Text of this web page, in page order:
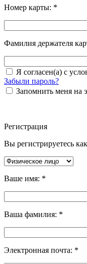
Номер карты: *
Фамилия держателя
Я согласен(а) с
Забыли пароль?
Запомнить меня на
Регистрация
Вы регистрируетесь
Ваше имя: *
Ваша фамилия: *
Электронная почта: *